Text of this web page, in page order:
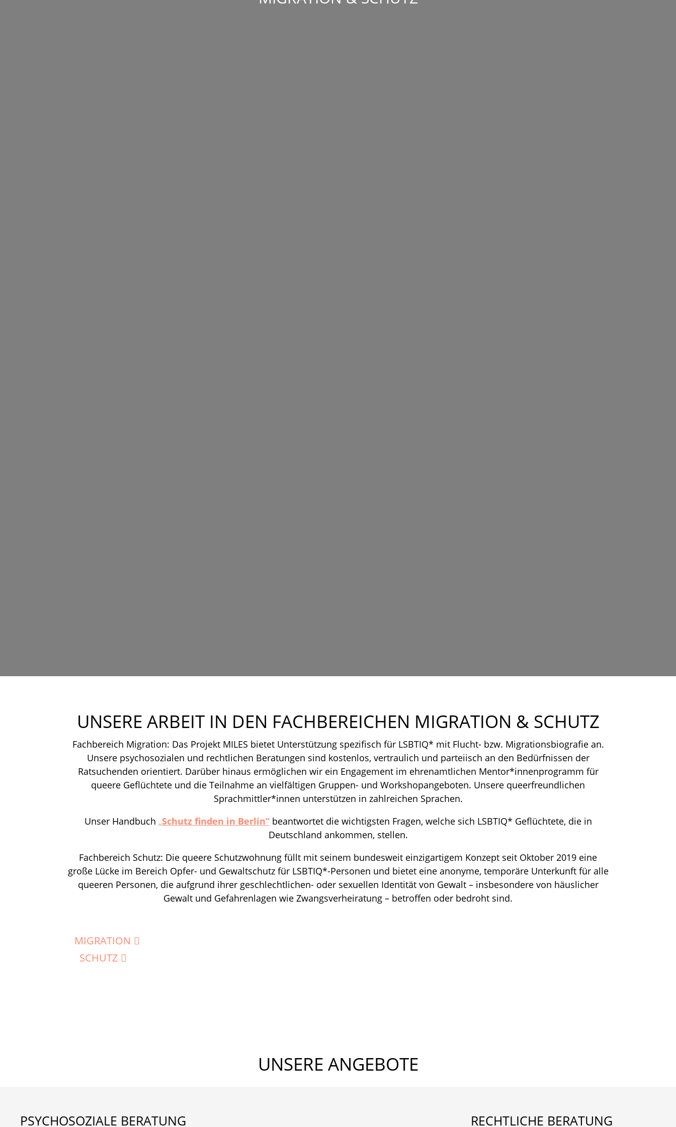
UNSERE ARBEIT IN DEN FACHBEREICHEN MIGRATION & SCHUTZ
Fachbereich Migration: Das Projekt MILES bietet Unterstützung spezifisch für LSBTIQ* mit Flucht- bzw. Migrationsbiografie an.
Unsere psychosozialen und rechtlichen Beratungen sind kostenlos, vertraulich und parteiisch an den Bedürfnissen der
Ratsuchenden orientiert. Darüber hinaus ermöglichen wir ein Engagement im ehrenamtlichen Mentor*innenprogramm für
queere Geflüchtete und die Teilnahme an vielfältigen Gruppen- und Workshopangeboten. Unsere queerfreundlichen
Sprachmittler*innen unterstützen in zahlreichen Sprachen.
Unser Handbuch „Schutz finden in Berlin“beantwortet die wichtigsten Fragen, welche sich LSBTIQ* Geflüchtete, die in
Deutschland ankommen, stellen.
Fachbereich Schutz: Die queere Schutzwohnung füllt mit seinem bundesweit einzigartigem Konzept seit Oktober 2019 eine
große Lücke im Bereich Opfer- und Gewaltschutz für LSBTIQ*-Personen und bietet eine anonyme, temporäre Unterkunft für alle
queeren Personen, die aufgrund ihrer geschlechtlichen- oder sexuellen Identität von Gewalt – insbesondere von häuslicher
Gewalt und Gefahrenlagen wie Zwangsverheiratung – betroffen oder bedroht sind.
MIGRATION
SCHUTZ
UNSERE ANGEBOTE
PSYCHOSOZIALE BERATUNG RECHTLICHE BERATUNG